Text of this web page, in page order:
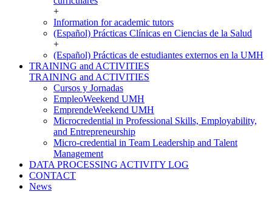
+
Information for academic tutors
(Español) Prácticas Clínicas en Ciencias de la Salud
+
(Español) Prácticas de estudiantes externos en la UMH
TRAINING and ACTIVITIES
TRAINING and ACTIVITIES
Cursos y Jornadas
EmpleoWeekend UMH
EmprendeWeekend UMH
Microcredential in Professional Skills, Employability,
and Entrepreneurship
Micro-credential in Team Leadership and Talent
Management
DATA PROCESSING ACTIVITY LOG
CONTACT
News